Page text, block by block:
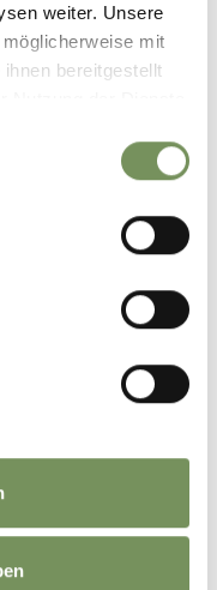
weiter. Unsere
mit
bereitgestellt